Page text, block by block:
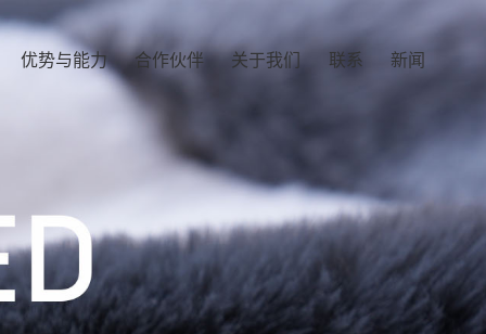
优势与能力 合作伙伴 关于我们 联系 新闻